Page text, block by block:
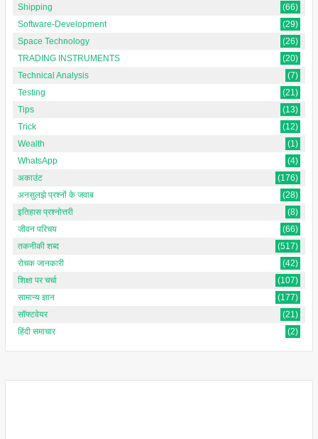
Shipping
(66)
Software-Development
(29)
Space Technology
(26)
TRADING INSTRUMENTS
(20)
Technical Analysis
(7)
Testing
(21)
Tips
(13)
Trick
(12)
Wealth
(1)
WhatsApp
(4)
अकाउंट
(176)
अनसुलझे प्रश्नों के जवाब
(28)
इतिहास प्रश्नोत्तरी
(8)
जीवन परिचय
(66)
तकनीकी शब्द
(517)
रोचक जानकारी
(42)
शिक्षा पर चर्चा
(107)
सामान्य ज्ञान
(177)
सॉफ्टवेयर
(21)
हिंदी समाचार
(2)